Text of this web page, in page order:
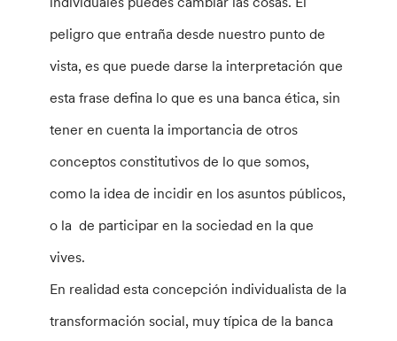
peligro que entraña desde nuestro punto de
vista, es que puede darse la interpretación que
esta frase defina lo que es una banca ética, sin
tener en cuenta la importancia de otros
conceptos constitutivos de lo que somos,
como la idea de incidir en los asuntos públicos,
o la de participar en la sociedad en la que
vives.
En realidad esta concepción individualista de la
transformación social, muy típica de la banca